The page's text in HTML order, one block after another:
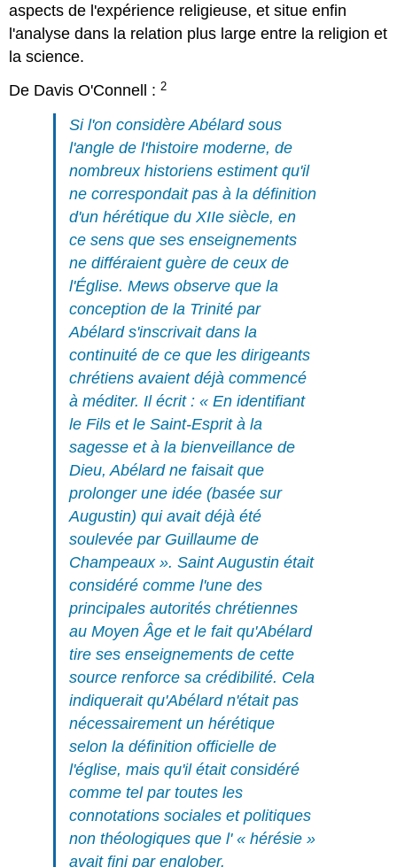
aspects de l'expérience religieuse, et situe enfin
l'analyse dans la relation plus large entre la religion et
la science.
De Davis O'Connell :2
Si l'on considère Abélard sous
l'angle de l'histoire moderne, de
nombreux historiens estiment qu'il
ne correspondait pas à la définition
d'un hérétique du XIIe siècle, en
ce sens que ses enseignements
ne différaient guère de ceux de
l'Église. Mews observe que la
conception de la Trinité par
Abélard s'inscrivait dans la
continuité de ce que les dirigeants
chrétiens avaient déjà commencé
à méditer. Il écrit : « En identifiant
le Fils et le Saint-Esprit à la
sagesse et à la bienveillance de
Dieu, Abélard ne faisait que
prolonger une idée (basée sur
Augustin) qui avait déjà été
soulevée par Guillaume de
Champeaux ». Saint Augustin était
considéré comme l'une des
principales autorités chrétiennes
au Moyen Âge et le fait qu'Abélard
tire ses enseignements de cette
source renforce sa crédibilité. Cela
indiquerait qu'Abélard n'était pas
nécessairement un hérétique
selon la définition officielle de
l'église, mais qu'il était considéré
comme tel par toutes les
connotations sociales et politiques
non théologiques que l' « hérésie »
avait fini par englober.